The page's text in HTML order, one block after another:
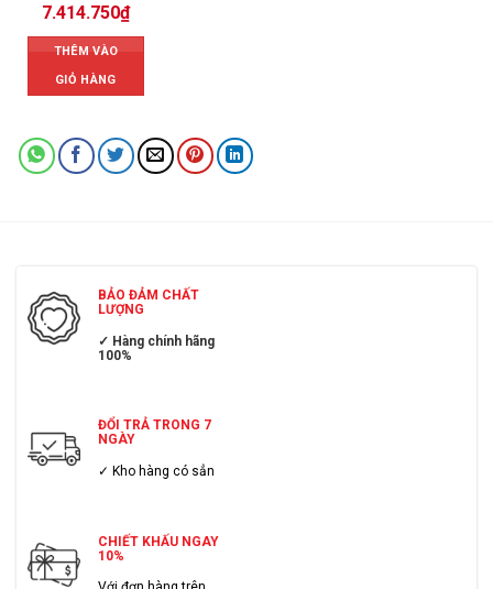
7.414.750₫
THÊM VÀO
GIỎ HÀNG
BẢO ĐẢM CHẤT
LƯỢNG
✓ Hàng chính hãng
100%
ĐỔI TRẢ TRONG 7
NGÀY
✓ Kho hàng có sẳn
CHIẾT KHẤU NGAY
10%